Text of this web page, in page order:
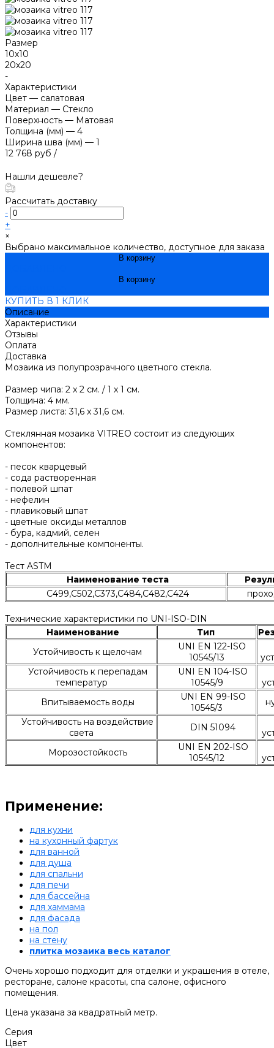
Размер
10х10
20х20
-
Характеристики
Цвет — салатовая
Материал — Стекло
Поверхность — Матовая
Толщина (мм) — 4
Ширина шва (мм) — 1
12 768 руб /
Нашли дешевле?
Рассчитать доставку
-
+
×
Выбрано максимальное количество, доступное для заказа
В корзину
В корзину
КУПИТЬ В 1 КЛИК
Описание
Характеристики
Отзывы
Оплата
Доставка
Мозаика из полупрозрачного цветного стекла.
Размер чипа: 2 x 2 см. / 1 х 1 см.
Толщина: 4 мм.
Размер листа: 31,6 x 31,6 см.
Стеклянная мозаика VITREO состоит из следующих
компонентов:
- песок кварцевый
- сода растворенная
- полевой шпат
- нефелин
- плавиковый шпат
- цветные оксиды металлов
- бура, кадмий, селен
- дополнительные компоненты.
Тест ASTM
Наименование теста
C499,C502,C373,C484,C482,C424
Технические характеристики по UNI-ISO-DIN
Наименование
Тип
Устойчивость к щелочам
UNI EN 122-ISO
10545/13
Устойчивость к перепадам
температур
UNI EN 104-ISO
10545/9
Впитываемость воды
UNI EN 99-ISO
10545/3
Устойчивость на воздействие
света
DIN 51094
Морозостойкость
UNI EN 202-ISO
10545/12
Применение:
для кухни
на кухонный фартук
для ванной
для душа
для спальни
для печи
для бассейна
для хаммама
для фасада
на пол
на стену
плитка мозаика весь каталог
Очень хорошо подходит для отделки и украшения в отеле,
ресторане, салоне красоты, спа салоне, офисного
помещения.
Цена указана за квадратный метр.
Серия
Цвет